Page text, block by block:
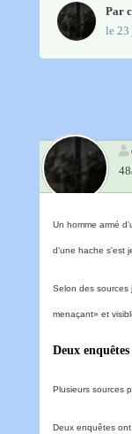
Par
le
Un homme armé
d'une hache s'est
Selon des sources
menaçant» et
Deux
Plusieurs sources
Deux enquêtes